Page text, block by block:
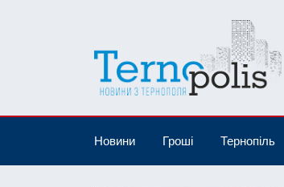
Новини Гроші Тернопіль